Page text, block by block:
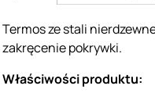
Termos ze stali
zakręcenie pokrywki.
Właściwości produktu: